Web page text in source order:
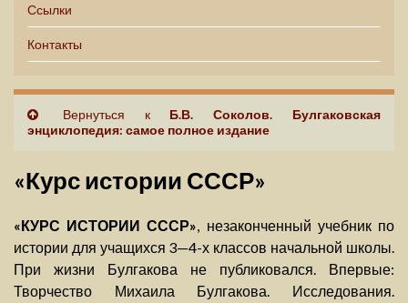
Ссылки
Контакты
Вернуться к Б.В. Соколов. Булгаковская
энциклопедия: самое полное издание
«Курс истории СССР»
«КУРС ИСТОРИИ СССР», незаконченный учебник по
истории для учащихся 3—4-х классов начальной школы.
При жизни Булгакова не публиковался. Впервые:
Творчество Михаила Булгакова. Исследования.